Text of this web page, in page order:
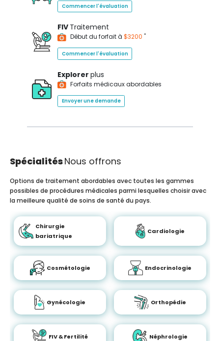
Commencer l'évaluation
FIV Traitement
Début du forfait à $3200 *
Commencer l'évaluation
Explorer plus
Forfaits médicaux abordables
Envoyer une demande
SpécialitésNous offrons
Options de traitement abordables avec toutes les gammes
possibles de procédures médicales parmi lesquelles choisir avec
la meilleure qualité de soins de santé du pays.
Chirurgie
bariatrique
Cardiologie
Cosmétologie Endocrinologie
Gynécologie Orthopédie
FIV & Fertilité Néphrologie